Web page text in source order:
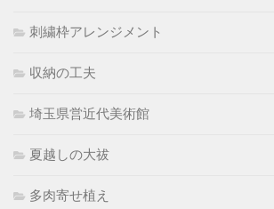
刺繍枠アレンジメント
収納の工夫
埼玉県営近代美術館
夏越しの大祓
多肉寄せ植え